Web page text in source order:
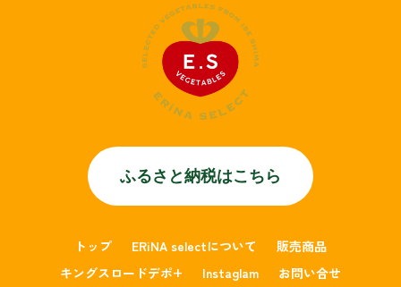
ふるさと納税はこちら
トップ ERiNA selectについて
販売商品
キングスロードデポ+
Instaglam お問い合せ